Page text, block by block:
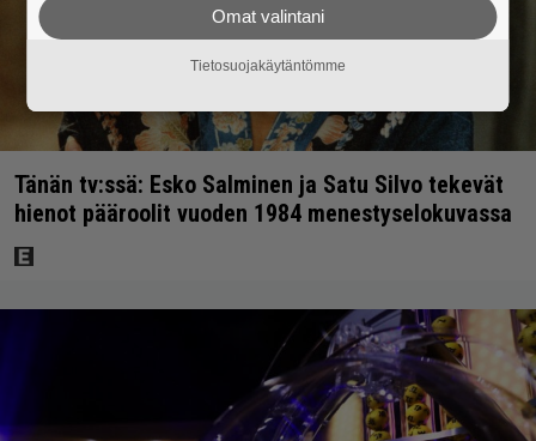
Tänän tv:ssä: Esko Salminen ja Satu Silvo tekevät
hienot pääroolit vuoden 1984 menestyselokuvassa
Omat valintani
Tietosuojakäytäntömme